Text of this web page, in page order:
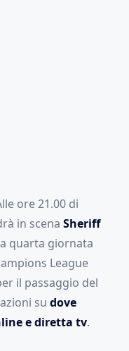
ore 21.00 di
in scena Sheriff
quarta giornata
League
il passaggio del
su dove
e diretta tv.